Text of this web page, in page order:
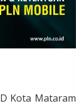
Kota Mataram